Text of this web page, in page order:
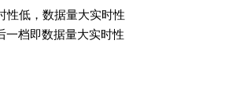
性低，数据量大实时性
一档即数据量大实时性